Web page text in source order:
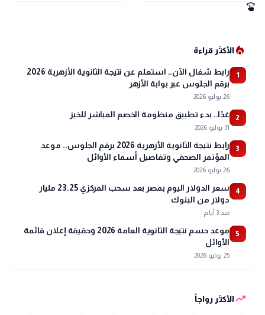
swipe
local_fire_departmentالأكثر قراءة
1
رابط شغال الآن.. استعلم عن نتيجة الثانوية الأزهرية 2026
برقم الجلوس عبر بوابة الأزهر
26 يوليو 2026
2 غدًا.. بدء تطبيق منظومة الخصم المباشر للخبز
31 يوليو 2026
3
رابط نتيجة الثانوية الأزهرية 2026 برقم الجلوس.. موعد
المؤتمر الصحفي وتفاصيل أسماء الأوائل
26 يوليو 2026
4
سعر الدولار اليوم بمصر بعد سحب المركزي 23.25 مليار
دولار من البنوك
منذ 3 أيام
5
موعد حسم نتيجة الثانوية العامة 2026 وحقيقة إعلان قائمة
الأوائل
25 يوليو 2026
trending_upالأكثر رواجاً